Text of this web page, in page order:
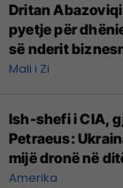
Dritan
pyetje për
së nderit
Mali i Zi
Ish-shefi i CIA,
Petraeus:
mijë dronë në
mbetet shumë
Amerika